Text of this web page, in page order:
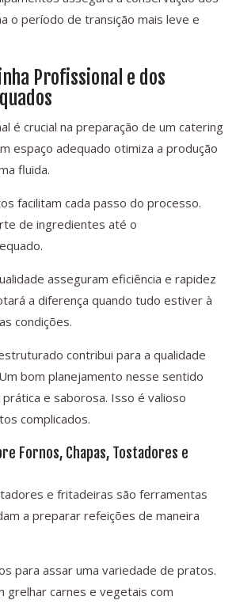
o período de transição mais leve e
Profissional e dos
é crucial na preparação de um catering
espaço adequado otimiza a produção
fluida.
facilitam cada passo do processo.
de ingredientes até o
asseguram eficiência e rapidez
a diferença quando tudo estiver à
condições.
contribui para a qualidade
bom planejamento nesse sentido
e saborosa. Isso é valioso
complicados.
Fornos, Chapas, Tostadores e
e fritadeiras são ferramentas
a preparar refeições de maneira
para assar uma variedade de pratos.
grelhar carnes e vegetais com